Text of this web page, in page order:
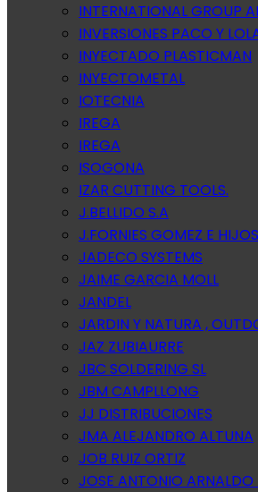
INTERNATIONAL GROUP
INVERSIONES PACO Y
INYECTADO PLASTICMAN
INYECTOMETAL
IOTECNIA
IREGA
IREGA
ISOGONA
IZAR CUTTING TOOLS.
J.BELLIDO S.A
J.FORNIES GOMEZ E HIJOS
JADECO SYSTEMS
JAIME GARCIA MOLL
JANDEL
JARDIN Y NATURA ,
JAZ ZUBIAURRE
JBC SOLDERING SL
JBM CAMPLLONG
JJ DISTRIBUCIONES
JMA ALEJANDRO ALTUNA
JOB RUIZ ORTIZ
JOSE ANTONIO ARNALDO